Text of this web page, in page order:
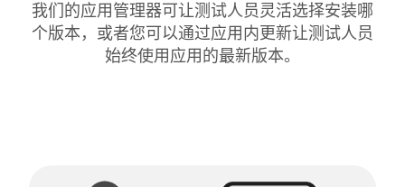
我们的应用管理器可让测试人员灵活选择安装哪
个版本，或者您可以通过应用内更新让测试人员
始终使用应用的最新版本。